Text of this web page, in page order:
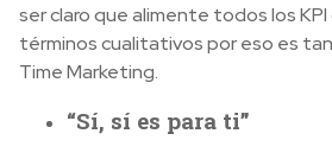
ser claro que alimente todos los
términos cualitativos por eso es
Time Marketing.
“Sí, sí es para ti”